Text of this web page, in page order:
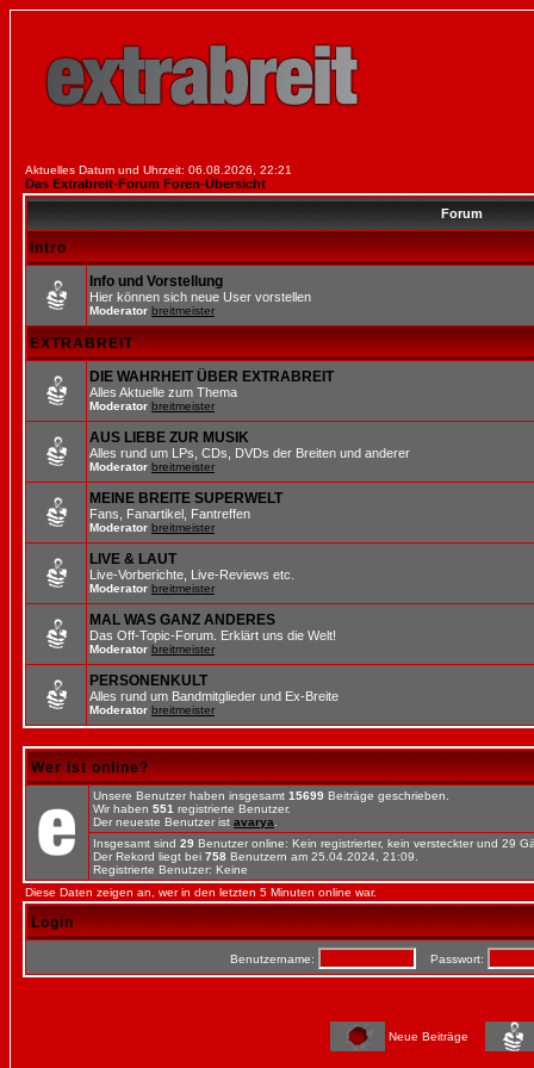
Aktuelles Datum und Uhrzeit: 06.08.2026, 22:21
Das Extrabreit-Forum Foren-Übersicht
Forum
Intro
Info und Vorstellung
Hier können sich neue User vorstellen
Moderator breitmeister
EXTRABREIT
DIE WAHRHEIT ÜBER EXTRABREIT
Alles Aktuelle zum Thema
Moderator breitmeister
AUS LIEBE ZUR MUSIK
Alles rund um LPs, CDs, DVDs der Breiten und anderer
Moderator breitmeister
MEINE BREITE SUPERWELT
Fans, Fanartikel, Fantreffen
Moderator breitmeister
LIVE & LAUT
Live-Vorberichte, Live-Reviews etc.
Moderator breitmeister
MAL WAS GANZ ANDERES
Das Off-Topic-Forum. Erklärt uns die Welt!
Moderator breitmeister
PERSONENKULT
Alles rund um Bandmitglieder und Ex-Breite
Moderator breitmeister
Wer ist online?
Unsere Benutzer haben insgesamt 15699 Beiträge geschrieben.
Wir haben 551 registrierte Benutzer.
Der neueste Benutzer ist avarya
Insgesamt sind 29 Benutzer online: Kein registrierter, kein versteckter und 29
Der Rekord liegt bei 758 Benutzern am 25.04.2024, 21:09.
Registrierte Benutzer: Keine
Diese Daten zeigen an, wer in den letzten 5 Minuten online war.
Login
Benutzername: Passwort:
Neue Beiträge